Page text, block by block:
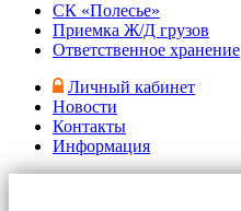
СК «Полесье»
Приемка Ж/Д грузов
Ответственное хранение
Личный кабинет
Новости
Контакты
Информация